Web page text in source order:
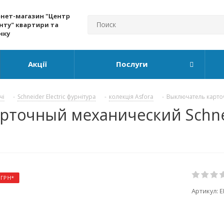
магазин "Центр
квартири та
Акції Послуги
- Schneider Electric фурнітура - колекція Asfora - Выключатель
механический
ГРН*
Артикул: